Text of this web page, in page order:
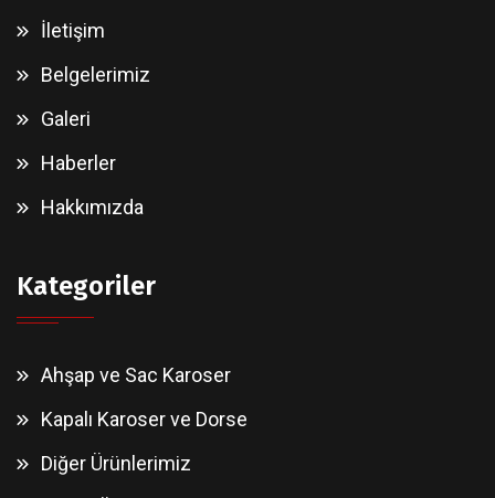
İletişim
Belgelerimiz
Galeri
Haberler
Hakkımızda
Kategoriler
Ahşap ve Sac Karoser
Kapalı Karoser ve Dorse
Diğer Ürünlerimiz